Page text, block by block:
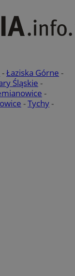
-Łaziska Górne -
Śląskie -
-
-Tychy-